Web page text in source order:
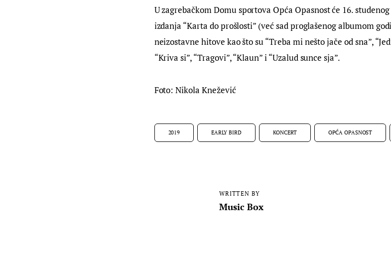
U zagrebačkom Domu sportova Opća Opasnost će 16.
izdanja “Karta do prošlosti” (već sad proglašenog albumom
neizostavne hitove kao što su “Treba mi nešto jače od sna”,
“Kriva si”, “Tragovi”, “Klaun” i “Uzalud sunce sja”.
Foto: Nikola Knežević
2019 EARLY BIRD KONCERT OPĆA OPASNOST
WRITTEN BY
Music Box